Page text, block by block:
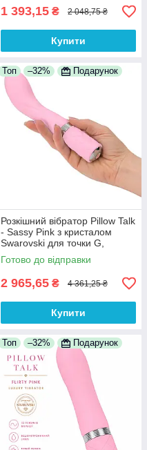
1 393,15 ₴ 2 048,75 ₴
Купити
Топ –32% Подарунок
Розкішний вібратор Pillow Talk
- Sassy Pink з кристалом
Swarovski для точки G,
подарункова упаковка,
м'який силікон
Готово до відправки
2 965,65 ₴ 4 361,25 ₴
Купити
Топ –32% Подарунок